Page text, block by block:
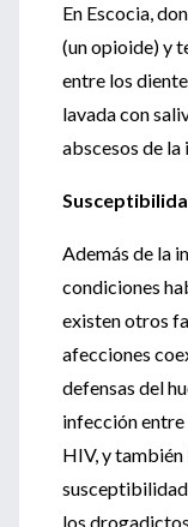
En Escocia,
(un opioide) y
entre los
lavada con
abscesos de la
Además de la
condiciones
existen otros
afecciones
defensas del
infección
HIV, y también
los drogadictos.